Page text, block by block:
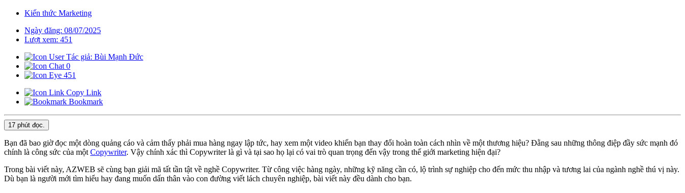
Kiến thức Marketing
Ngày đăng: 08/07/2025
Lượt xem: 451
Tác giả: Bùi Mạnh Đức
0
451
Copy Link
Bookmark
17 phút đọc.
Bạn đã bao giờ đọc một dòng quảng cáo và cảm thấy phải mua hàng ngay lập tức, hay xem một video khiến bạn thay đổi hoàn toàn cách nhìn về một thương hiệu? Đằng sau những thông điệp đầy sức mạnh đó
chính là công sức của một Copywriter. Vậy chính xác thì Copywriter là gì và tại sao họ lại có vai trò quan trọng đến vậy trong thế giới marketing hiện đại?
Trong bài viết này, AZWEB sẽ cùng bạn giải mã tất tần tật về nghề Copywriter. Từ công việc hàng ngày, những kỹ năng cần có, lộ trình sự nghiệp cho đến mức thu nhập và tương lai của ngành nghề thú vị này.
Dù bạn là người mới tìm hiểu hay đang muốn dấn thân vào con đường viết lách chuyên nghiệp, bài viết này đều dành cho bạn.